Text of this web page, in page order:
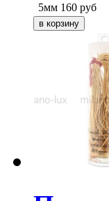
5мм 160 руб